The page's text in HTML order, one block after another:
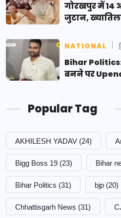
गोरखपुर में 14
जुटान,
NATIONAL
Bihar
बनने पर
Popular Tag
AKHILESH YADAV (24)
Bigg Boss 19 (23) Bihar
Bihar Politics (31) bjp (20)
Chhattisgarh News (31)